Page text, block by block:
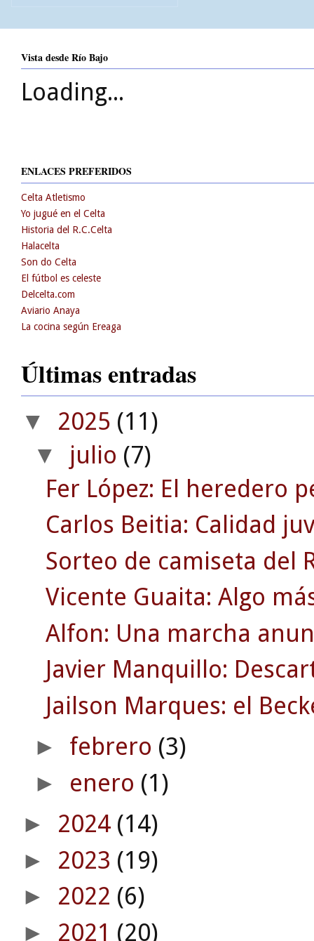
Vista desde Río Bajo
Loading...
ENLACES PREFERIDOS
Celta Atletismo
Yo jugué en el Celta
Historia del R.C.Celta
Halacelta
Son do Celta
El fútbol es celeste
Delcelta.com
Aviario Anaya
La cocina según Ereaga
Últimas entradas
▼ 2025 (11)
▼ julio (7)
Fer López: El heredero
Carlos Beitia: Calidad
Sorteo de camiseta del
Vicente Guaita: Algo
Alfon: Una marcha
Javier Manquillo:
Jailson Marques: el
► febrero (3)
► enero (1)
► 2024 (14)
► 2023 (19)
► 2022 (6)
► 2021 (20)